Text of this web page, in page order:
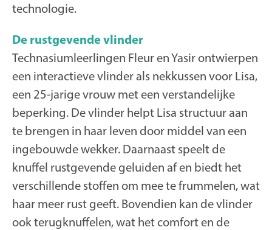
technologie.
De rustgevende vlinder
Technasiumleerlingen Fleur en Yasir ontwierpen
een interactieve vlinder als nekkussen voor Lisa,
een 25-jarige vrouw met een verstandelijke
beperking. De vlinder helpt Lisa structuur aan
te brengen in haar leven door middel van een
ingebouwde wekker. Daarnaast speelt de
knuffel rustgevende geluiden af en biedt het
verschillende stoffen om mee te frummelen, wat
haar meer rust geeft. Bovendien kan de vlinder
ook terugknuffelen, wat het comfort en de